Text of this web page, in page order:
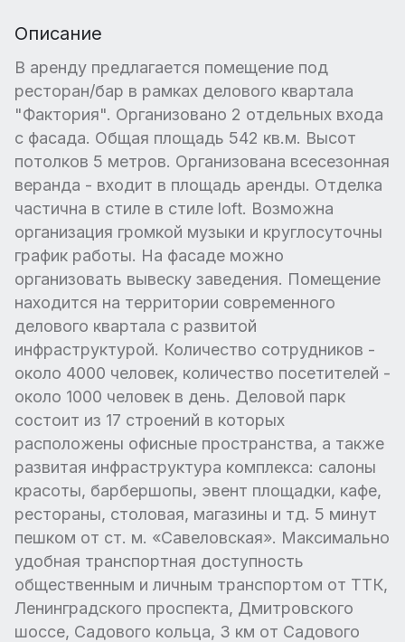
Описание
В аренду предлагается помещение под
ресторан/бар в рамках делового квартала
"Фактория". Организовано 2 отдельных входа
с фасада. Общая площадь 542 кв.м. Высот
потолков 5 метров. Организована всесезонная
веранда - входит в площадь аренды. Отделка
частична в стиле в стиле loft. Возможна
организация громкой музыки и круглосуточны
график работы. На фасаде можно
организовать вывеску заведения. Помещение
находится на территории современного
делового квартала с развитой
инфраструктурой. Количество сотрудников -
около 4000 человек, количество посетителей -
около 1000 человек в день. Деловой парк
состоит из 17 строений в которых
расположены офисные пространства, а также
развитая инфраструктура комплекса: салоны
красоты, барбершопы, эвент площадки, кафе,
рестораны, столовая, магазины и тд. 5 минут
пешком от ст. м. «Савеловская». Максимально
удобная транспортная доступность
общественным и личным транспортом от ТТК,
Ленинградского проспекта, Дмитровского
шоссе, Садового кольца, 3 км от Садового